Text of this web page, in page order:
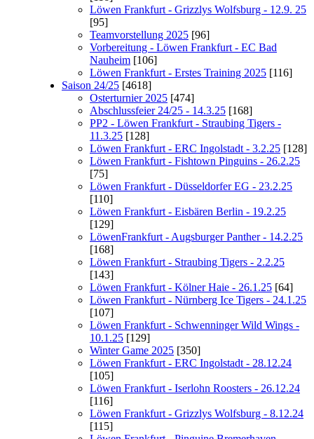
Löwen Frankfurt - Grizzlys Wolfsburg - 12.9. 25
[95]
Teamvorstellung 2025 [96]
Vorbereitung - Löwen Frankfurt - EC Bad
Nauheim [106]
Löwen Frankfurt - Erstes Training 2025 [116]
Saison 24/25 [4618]
Osterturnier 2025 [474]
Abschlussfeier 24/25 - 14.3.25 [168]
PP2 - Löwen Frankfurt - Straubing Tigers -
11.3.25 [128]
Löwen Frankfurt - ERC Ingolstadt - 3.2.25 [128]
Löwen Frankfurt - Fishtown Pinguins - 26.2.25
[75]
Löwen Frankfurt - Düsseldorfer EG - 23.2.25
[110]
Löwen Frankfurt - Eisbären Berlin - 19.2.25
[129]
LöwenFrankfurt - Augsburger Panther - 14.2.25
[168]
Löwen Frankfurt - Straubing Tigers - 2.2.25
[143]
Löwen Frankfurt - Kölner Haie - 26.1.25 [64]
Löwen Frankfurt - Nürnberg Ice Tigers - 24.1.25
[107]
Löwen Frankfurt - Schwenninger Wild Wings -
10.1.25 [129]
Winter Game 2025 [350]
Löwen Frankfurt - ERC Ingolstadt - 28.12.24
[105]
Löwen Frankfurt - Iserlohn Roosters - 26.12.24
[116]
Löwen Frankfurt - Grizzlys Wolfsburg - 8.12.24
[115]